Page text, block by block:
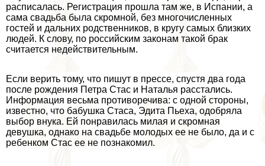
расписалась. Регистрация прошла там же, в Испании, а
сама свадьба была скромной, без многочисленных
гостей и дальних родственников, в кругу самых близких
людей. К слову, по российским законам такой бpaк
считается недействительным.
Если верить тому, что пишут в прессе, спустя два года
после рождения Петра Стас и Наталья расстались.
Информация весьма противоречива: с одной стороны,
известно, что бабушка Стаса, Эдита Пьеха, одобряла
выбор внука. Ей понравилась милая и скромная
дeвyшка, однако на свадьбе молодых ее не было, да и с
ребенком Стас ее не познакомил.